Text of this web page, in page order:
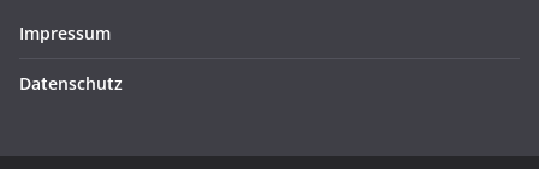
Impressum
Datenschutz